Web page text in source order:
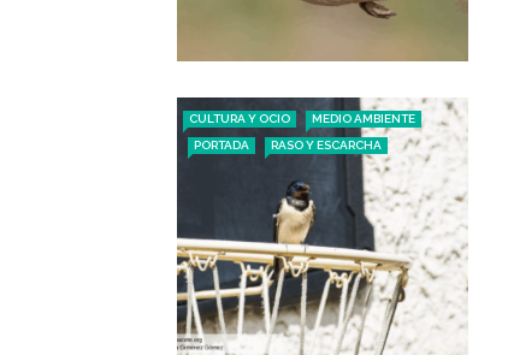
CULTURA Y OCIO
MEDIO AMBIENTE
PORTADA
RASO Y ESCARCHA